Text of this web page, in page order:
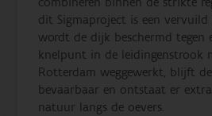
dit Sigmaproject is een vervuild
wordt de dijk beschermd tegen
knelpunt in de leidingenstrook
Rotterdam weggewerkt, blijft
bevaarbaar en ontstaat er
natuur langs de oevers.